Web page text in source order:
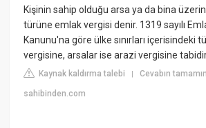
Kişinin sahip olduğu arsa ya da bina
türüne emlak vergisi denir. 1319 sayılı
Kanunu'na göre ülke sınırları içerisindeki
vergisine, arsalar ise arazi vergisine
Kaynak kaldırma talebi |Cevabın
sahibinden.com